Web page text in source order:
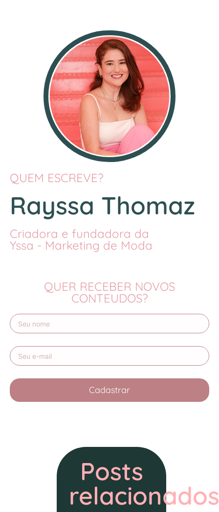
QUEM ESCREVE?
Rayssa Thomaz
Criadora e fundadora da
Yssa - Marketing de Moda
QUER RECEBER NOVOS
CONTEUDOS?
Cadastrar
Posts